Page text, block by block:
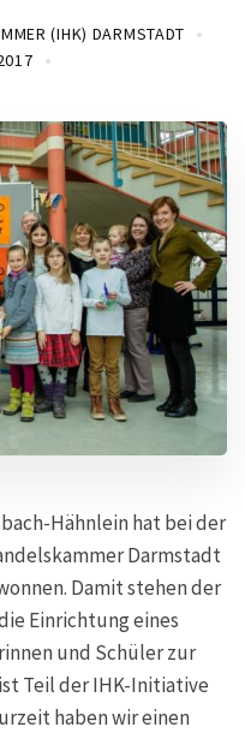
(IHK) DARMSTADT
Hähnlein hat bei der
Darmstadt
Damit stehen der
Einrichtung eines
und Schüler zur
Teil der IHK-Initiative
haben wir einen